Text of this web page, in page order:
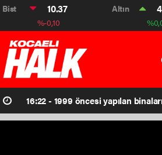
Bist 10.37
%-0,10
Altın
16:22 - 1999 öncesi yapılan
19 TL'lik ütü
kuyruğu